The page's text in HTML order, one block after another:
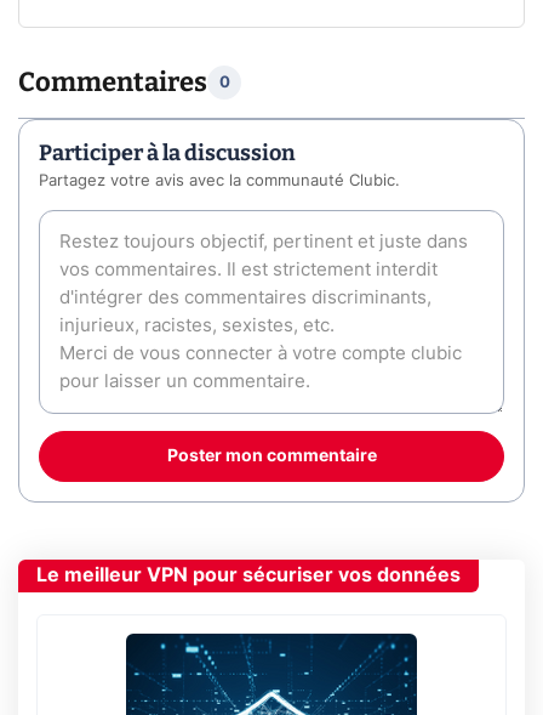
Commentaires 0
Participer à la discussion
Partagez votre avis avec la communauté Clubic.
Poster mon commentaire
Le meilleur VPN pour sécuriser vos données